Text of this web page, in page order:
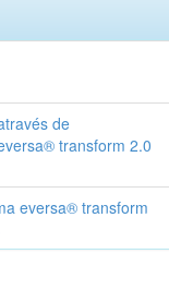
de
transform 2.0
eversa® transform